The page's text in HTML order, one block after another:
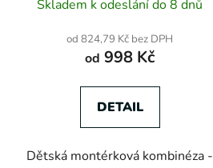
Skladem k odeslání do 8 dnů
od 824,79 Kč bez DPH
od 998 Kč
DETAIL
Dětská montérková kombinéza -